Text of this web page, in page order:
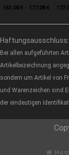
163.08 € - 177.08 €
Haftungsausschluss:
Bei allen aufgeführten
Artikelbezeichnung
sondern um Artikel von
und Warenzeichen sind
der eindeutigen